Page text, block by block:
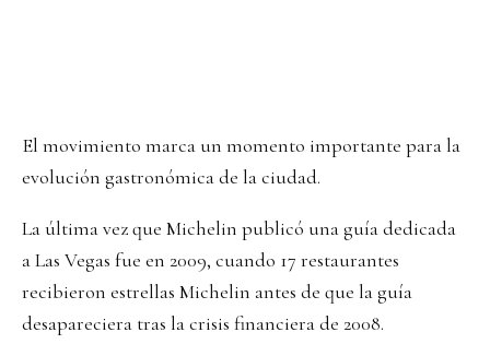
El movimiento marca un momento importante para la
evolución gastronómica de la ciudad.
La última vez que Michelin publicó una guía dedicada
a Las Vegas fue en 2009, cuando 17 restaurantes
recibieron estrellas Michelin antes de que la guía
desapareciera tras la crisis financiera de 2008.